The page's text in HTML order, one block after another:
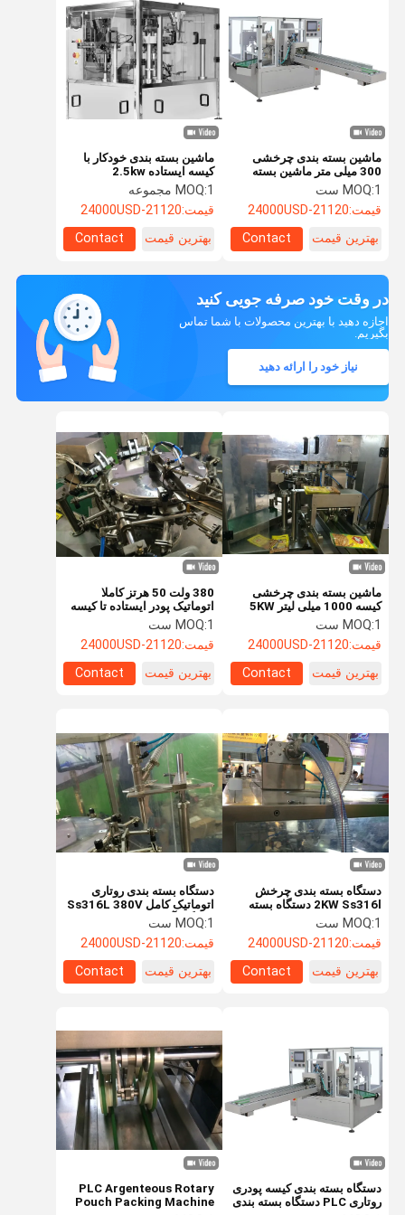
صفحه اصلی محصولات درباره ما
ماشین بسته بندی خودکار با
کیسه ایستاده 2.5kw
MOQ:1 مجموعه
قیمت:21120-24000USD
بهترین قیمت
Contact
ماشین بسته بندی چرخشی
300 میلی متر ماشین بسته
بندی کیسه ای ایستاده کاملا
خودکار 1500 گرم
MOQ:1 ست
قیمت:21120-24000USD
بهترین قیمت
Contact
در وقت خود صرفه جویی کنید
اجازه دهید با بهترین محصولات با شما تماس
بگیریم.
نیاز خود را ارائه دهید
ماشین بسته بندی چرخشی
کیسه 1000 میلی لیتر 5KW
ماشین بسته بندی چرخشی بلند
MOQ:1 ست
قیمت:21120-24000USD
بهترین قیمت
Contact
380 ولت 50 هرتز کاملا
اتوماتیک پودر ایستاده تا کیسه
بسته بندی ماشین Sus304
MOQ:1 ست
قیمت:21120-24000USD
بهترین قیمت
Contact
دستگاه بسته بندی چرخش
2KW Ss316l دستگاه بسته
بندی کیف ایستاده
MOQ:1 ست
قیمت:21120-24000USD
بهترین قیمت
Contact
دستگاه بسته بندی روتاری
اتوماتیک کامل Ss316L 380V
دستگاه آب بندی جام روتاری
MOQ:1 ست
قیمت:21120-24000USD
بهترین قیمت
Contact
دستگاه بسته بندی کیسه پودری
روتاری PLC دستگاه بسته بندی
PLC Argenteous Rotary
Pouch Packing Machine